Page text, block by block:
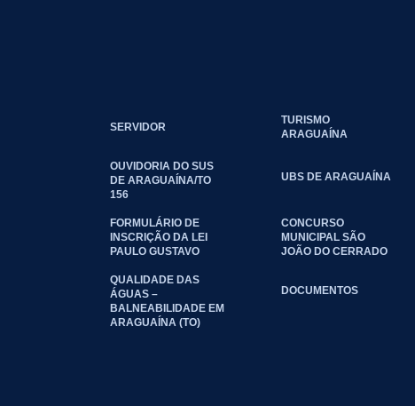
SERVIDOR
TURISMO
ARAGUAÍNA
OUVIDORIA DO SUS
DE ARAGUAÍNA/TO
156
UBS DE ARAGUAÍNA
FORMULÁRIO DE
INSCRIÇÃO DA LEI
PAULO GUSTAVO
CONCURSO
MUNICIPAL SÃO
JOÃO DO CERRADO
QUALIDADE DAS
ÁGUAS –
BALNEABILIDADE EM
ARAGUAÍNA (TO)
DOCUMENTOS